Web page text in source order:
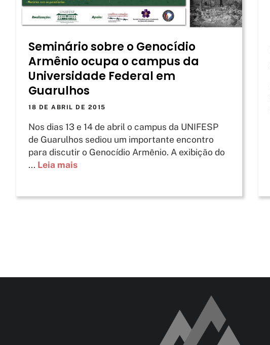
Seminário sobre o Genocídio
Armênio ocupa o campus da
Universidade Federal em
Guarulhos
18 DE ABRIL DE 2015
Nos dias 13 e 14 de abril o campus da UNIFESP
de Guarulhos sediou um importante encontro
para discutir o Genocídio Armênio. A exibição do
... Leia mais